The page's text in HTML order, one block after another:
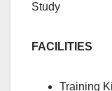
Study
FACILITIES
Training